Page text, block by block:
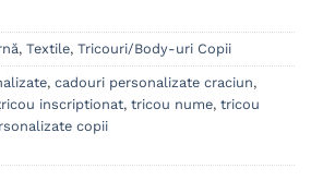
, Textile, Tricouri/Body-uri Copii
, cadouri personalizate craciun,
inscriptionat, tricou nume, tricou
copii